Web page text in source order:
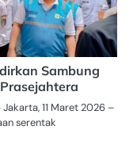
Sambung
11 Maret 2026 –
serentak